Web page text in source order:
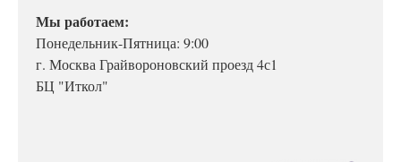
Мы работаем:
Понедельник-Пятница: 9:00
г. Москва Грайвороновский проезд 4с1
БЦ "Иткол"